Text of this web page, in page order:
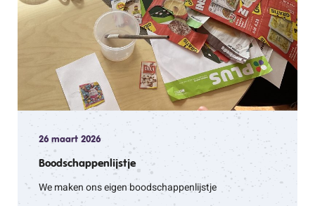
26 maart 2026
Boodschappenlijstje
We maken ons eigen boodschappenlijstje